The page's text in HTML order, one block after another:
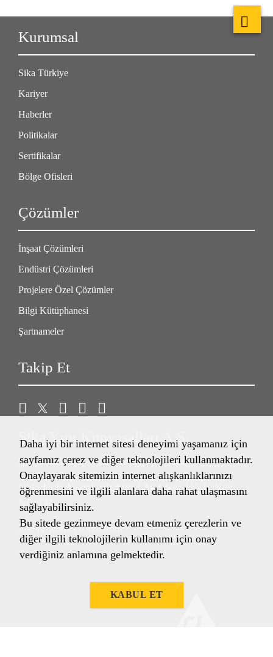
Kurumsal
Sika Türkiye
Kariyer
Haberler
Politikalar
Sertifikalar
Bölge Ofisleri
Çözümler
İnşaat Çözümleri
Endüstri Çözümleri
Projelere Özel Çözümler
Bilgi Kütüphanesi
Şartnameler
Takip Et
Sika Yapı Kimyasalları A.Ş.
Çınar Mahallesi Rıfkı Tongsir Caddesi
Nida Kule Küçükyalı Sitesi A04 No: 115 İç Kapı
No: 141
34841 Maltepe/İstanbul
Türkiye
Daha iyi bir internet sitesi deneyimi yaşamanız için
sayfamız çerez ve diğer teknolojileri kullanmaktadır.
Onaylayarak sitemizin internet alışkanlıklarınızı
öğrenmesini ve ilgili alanlara daha rahat ulaşmasını
sağlayabilirsiniz.
Bu sitede gezinmeye devam etmeniz çerezlerin ve
diğer ilgili teknolojilerin kullanımı için onay
verdiğiniz anlamına gelmektedir.
KABUL ET